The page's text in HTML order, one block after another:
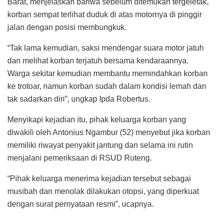
korban sempat terlihat duduk di atas motornya di pinggir
jalan dengan posisi membungkuk.
“Tak lama kemudian, saksi mendengar suara motor jatuh
dan melihat korban terjatuh bersama kendaraannya.
Warga sekitar kemudian membantu memindahkan korban
ke trotoar, namun korban sudah dalam kondisi lemah dan
tak sadarkan diri”, ungkap Ipda Robertus.
Menyikapi kejadian itu, pihak keluarga korban yang
diwakili oleh Antonius Ngambur (52) menyebut jika korban
memiliki riwayat penyakit jantung dan selama ini rutin
menjalani pemeriksaan di RSUD Ruteng.
“Pihak keluarga menerima kejadian tersebut sebagai
musibah dan menolak dilakukan otopsi, yang diperkuat
dengan surat pernyataan resmi”, ucapnya.